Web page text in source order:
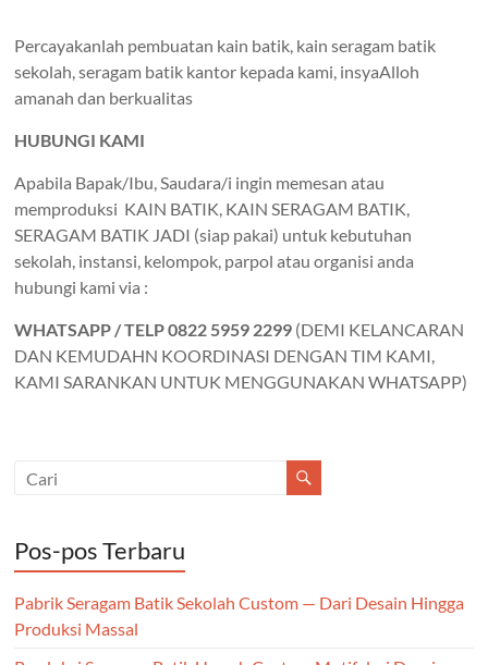
Percayakanlah pembuatan kain batik, kain seragam batik
sekolah, seragam batik kantor kepada kami, insyaAlloh
amanah dan berkualitas
HUBUNGI KAMI
Apabila Bapak/Ibu, Saudara/i ingin memesan atau
memproduksi KAIN BATIK, KAIN SERAGAM BATIK,
SERAGAM BATIK JADI (siap pakai) untuk kebutuhan
sekolah, instansi, kelompok, parpol atau organisi anda
hubungi kami via :
WHATSAPP / TELP 0822 5959 2299 (DEMI KELANCARAN
DAN KEMUDAHN KOORDINASI DENGAN TIM KAMI,
KAMI SARANKAN UNTUK MENGGUNAKAN WHATSAPP)
Pos-pos Terbaru
Pabrik Seragam Batik Sekolah Custom — Dari Desain Hingga
Produksi Massal